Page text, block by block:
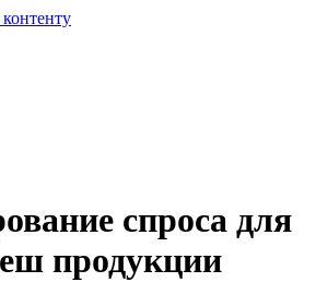
спроса для
продукции